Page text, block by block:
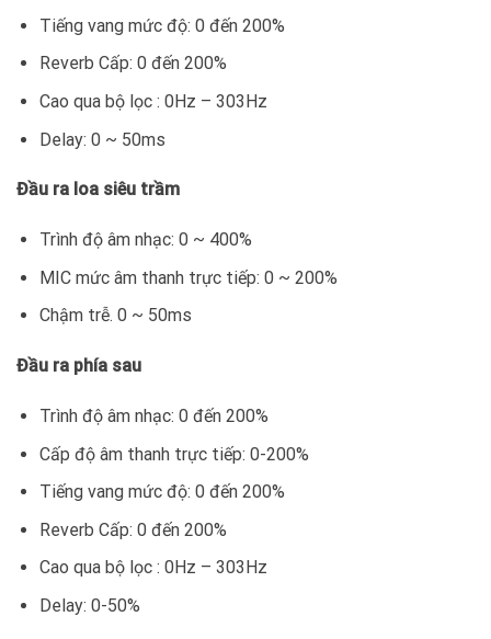
Tiếng vang mức độ: 0 đến 200%
Reverb Cấp: 0 đến 200%
Cao qua bộ lọc : 0Hz – 303Hz
Delay: 0 ~ 50ms
Đầu ra loa siêu trầm
Trình độ âm nhạc: 0 ~ 400%
MIC mức âm thanh trực tiếp: 0 ~ 200%
Chậm trễ. 0 ~ 50ms
Đầu ra phía sau
Trình độ âm nhạc: 0 đến 200%
Cấp độ âm thanh trực tiếp: 0-200%
Tiếng vang mức độ: 0 đến 200%
Reverb Cấp: 0 đến 200%
Cao qua bộ lọc : 0Hz – 303Hz
Delay: 0-50%